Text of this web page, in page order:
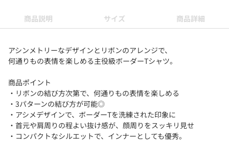
商品説明 サイズ 商品詳細
アシンメトリーなデザインとリボンのアレンジで、
何通りもの表情を楽しめる主役級ボーダーTシャツ。
商品ポイント
・リボンの結び方次第で、何通りもの表情を楽しめる
・3パターンの結び方が可能◎
・アシメデザインで、ボーダーTを洗練された印象に
・首元や肩周りの程よい抜け感が、顔周りをスッキリ見せ
・コンパクトなシルエットで、インナーとしても優秀。